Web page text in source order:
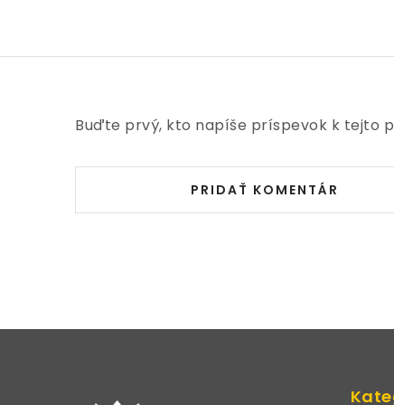
Buďte prvý, kto napíše príspevok k tejto
PRIDAŤ KOMENTÁR